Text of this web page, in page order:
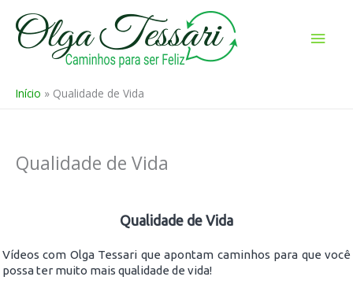
para
Início Qualidade de Vida
Qualidade de Vida
Qualidade de Vida
Vídeos com Olga Tessari que apontam caminhos para que você
possa ter muito mais qualidade de vida!